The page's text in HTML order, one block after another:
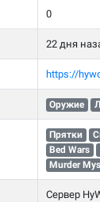
0
22 дня
https://
Оружие
Прятки
Bed Wars
Murder
Сервер